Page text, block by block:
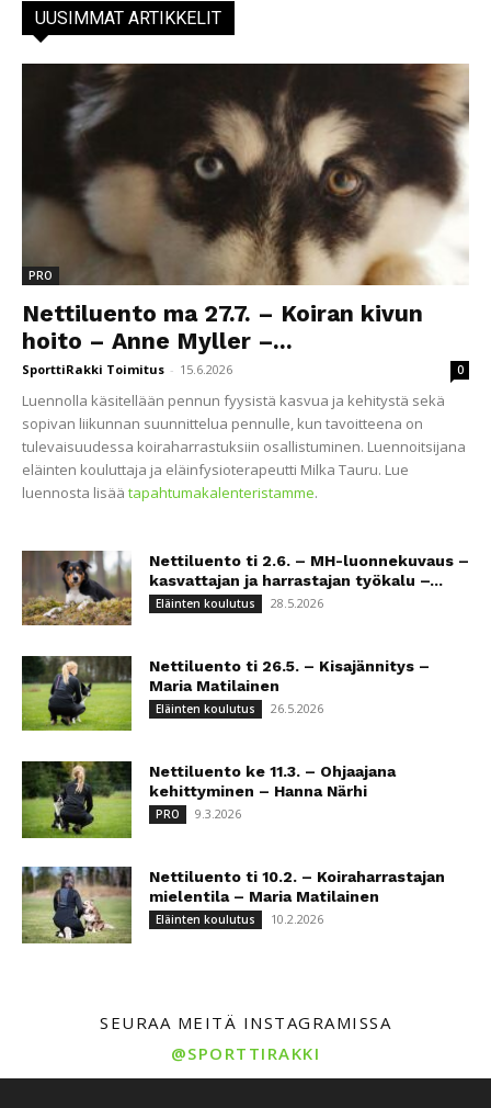
UUSIMMAT ARTIKKELIT
PRO
Nettiluento ma 27.7. – Koiran kivun
hoito – Anne Myller –...
SporttiRakki Toimitus - 15.6.2026 0
Luennolla käsitellään pennun fyysistä kasvua ja kehitystä sekä
sopivan liikunnan suunnittelua pennulle, kun tavoitteena on
tulevaisuudessa koiraharrastuksiin osallistuminen. Luennoitsijana
eläinten kouluttaja ja eläinfysioterapeutti Milka Tauru. Lue
luennosta lisää tapahtumakalenteristamme.
Nettiluento ti 2.6. – MH-luonnekuvaus –
kasvattajan ja harrastajan työkalu –...
Eläinten koulutus 28.5.2026
Nettiluento ti 26.5. – Kisajännitys –
Maria Matilainen
Eläinten koulutus 26.5.2026
Nettiluento ke 11.3. – Ohjaajana
kehittyminen – Hanna Närhi
PRO 9.3.2026
Nettiluento ti 10.2. – Koiraharrastajan
mielentila – Maria Matilainen
Eläinten koulutus 10.2.2026
SEURAA MEITÄ INSTAGRAMISSA
@SPORTTIRAKKI